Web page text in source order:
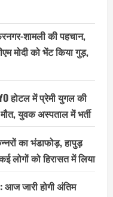
शामली की पहचान,
मोदी को भेंट किया गुड़,
होटल में प्रेमी युगल की
युवक अस्पताल में भर्ती
का भंडाफोड़, हापुड़
लोगों को हिरासत में लिया
आज जारी होगी अंतिम